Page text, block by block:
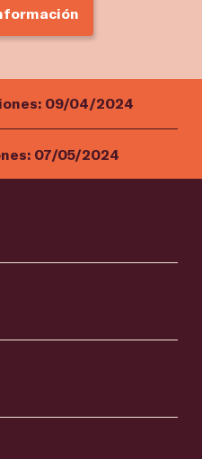
09/04/2024
07/05/2024